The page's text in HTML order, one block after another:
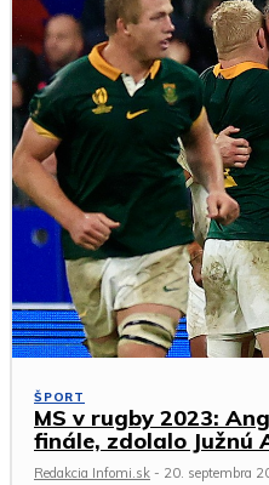
ŠPORT
MS v rugby 2023:
finále, zdolalo Južnú
Redakcia Infomi.sk - 20. septembra